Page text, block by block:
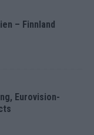
– Finnland
Eurovision-